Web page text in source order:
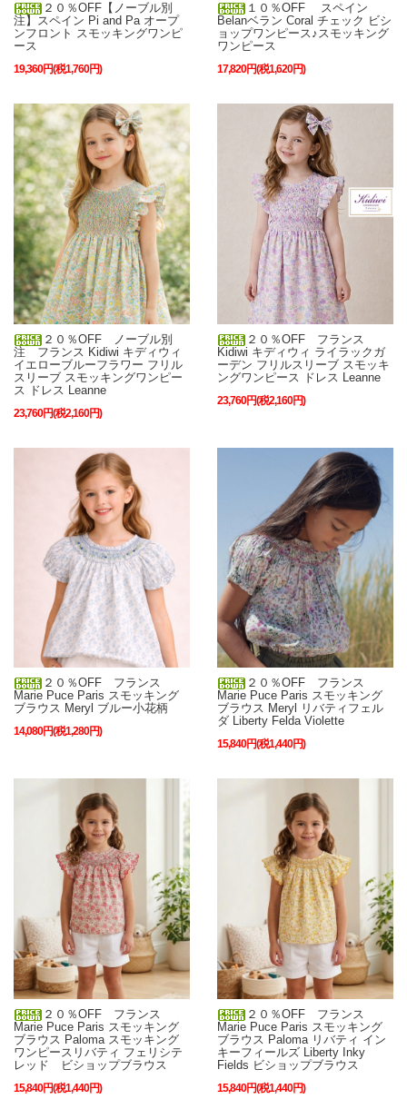
２０％OFF【ノーブル別
注】スペイン Pi and Pa オープ
ンフロント スモッキングワンピ
ース
19,360円(税1,760円)
１０％OFF スペイン
Belanベラン Coral チェック ビシ
ョップワンピース♪スモッキング
ワンピース
17,820円(税1,620円)
２０％OFF ノーブル別
注 フランス Kidiwi キディウィ
イエローブルーフラワー フリル
スリーブ スモッキングワンピー
ス ドレス Leanne
23,760円(税2,160円)
２０％OFF フランス
Kidiwi キディウィ ライラックガ
ーデン フリルスリーブ スモッキ
ングワンピース ドレス Leanne
23,760円(税2,160円)
２０％OFF フランス
Marie Puce Paris スモッキング
ブラウス Meryl ブルー小花柄
14,080円(税1,280円)
２０％OFF フランス
Marie Puce Paris スモッキング
ブラウス Meryl リバティフェル
ダ Liberty Felda Violette
15,840円(税1,440円)
２０％OFF フランス
Marie Puce Paris スモッキング
ブラウス Paloma スモッキング
ワンピースリバティ フェリシテ
レッド ビショップブラウス
15,840円(税1,440円)
２０％OFF フランス
Marie Puce Paris スモッキング
ブラウス Paloma リバティ イン
キーフィールズ Liberty Inky
Fields ビショップブラウス
15,840円(税1,440円)